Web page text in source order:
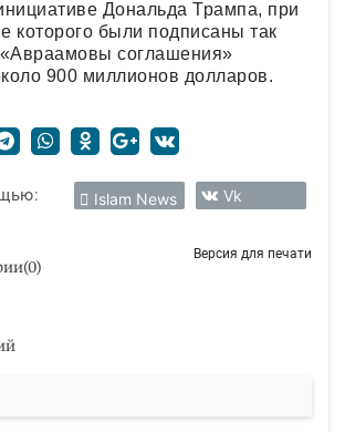
Дональда Трампа, при
которого были подписаны так
соглашения»
900 миллионов долларов.
Islam News Vk
(0)
Версия для печати